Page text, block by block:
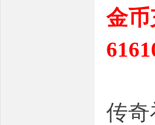
金
传奇